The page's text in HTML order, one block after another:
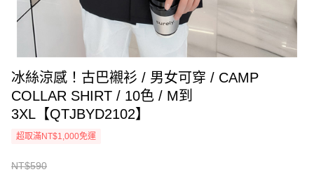
冰絲涼感！古巴襯衫 / 男女可穿 / CAMP
COLLAR SHIRT / 10色 / M到
3XL【QTJBYD2102】
超取滿NT$1,000免運
NT$590